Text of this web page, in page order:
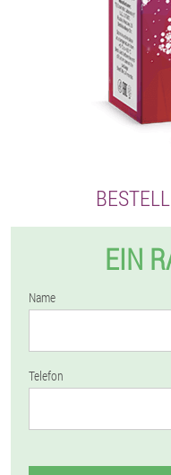
EIN
Name
Telefon